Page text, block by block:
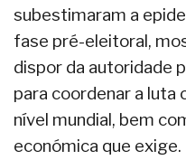
subestimaram a
fase pré-eleitoral,
dispor da autoridade
para coordenar a luta
nível mundial, bem
económica que